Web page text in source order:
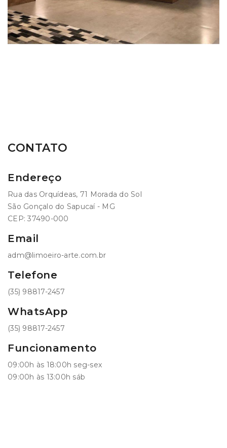
CONTATO
Endereço
Rua das Orquídeas, 71 Morada do Sol
São Gonçalo do Sapucaí - MG
CEP: 37490-000
Email
adm@limoeiro-arte.com.br
Telefone
(35) 98817-2457
WhatsApp
(35) 98817-2457
Funcionamento
09:00h às 18:00h seg-sex
09:00h às 13:00h sáb